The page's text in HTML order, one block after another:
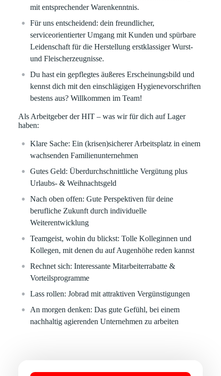
mit entsprechender Warenkenntnis.
Für uns entscheidend: dein freundlicher,
serviceorientierter Umgang mit Kunden und spürbare
Leidenschaft für die Herstellung erstklassiger Wurst-
und Fleischerzeugnisse.
Du hast ein gepflegtes äußeres Erscheinungsbild und
kennst dich mit den einschlägigen Hygienevorschriften
bestens aus? Willkommen im Team!
Als Arbeitgeber der HIT – was wir für dich auf Lager
haben:
Klare Sache:Ein (krisen)sicherer Arbeitsplatz in einem
wachsenden Familienunternehmen
Gutes Geld:Überdurchschnittliche Vergütung plus
Urlaubs- & Weihnachtsgeld
Nach oben offen:Gute Perspektiven für deine
berufliche Zukunft durch individuelle
Weiterentwicklung
Teamgeist, wohin du blickst:Tolle Kolleginnen und
Kollegen, mit denen du auf Augenhöhe reden kannst
Rechnet sich:Interessante Mitarbeiterrabatte &
Vorteilsprogramme
Lass rollen:Jobrad mit attraktiven Vergünstigungen
An morgen denken:Das gute Gefühl, bei einem
nachhaltig agierenden Unternehmen zu arbeiten